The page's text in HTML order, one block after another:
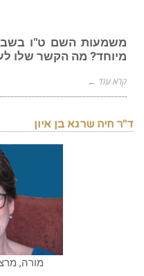
משמעות השם ט"ו
מיוחד? מה הקשר שלו
קרא עוד ←
ד"ר חיה שרגא בן איון
מורה,